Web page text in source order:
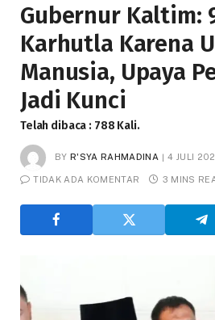
Gubernur Kaltim:
Karhutla Karena
Manusia, Upaya
Jadi Kunci
Telah dibaca : 788 Kali.
BY R'SYA RAHMADINA 4 JULI
TIDAK ADA KOMENTAR 3 MINS